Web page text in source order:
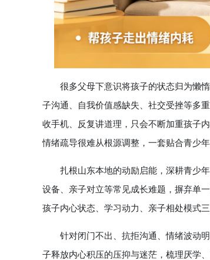
很多父母下意识将孩子的状态归为懒惰
子沟通、自我价值感缺失、社交受挫等多
收手机、反复讲道理，只会不断加重孩子
情绪疏导很难从根源调整，一套贴合青少
扎根山东本地的动励启能，深耕青少年
设备、亲子对立等常见成长难题，摒弃单
孩子内心状态、学习动力、亲子相处模式
针对闭门不出、抗拒沟通、情绪波动明
子释放内心积压的压抑与迷茫，梳理厌学